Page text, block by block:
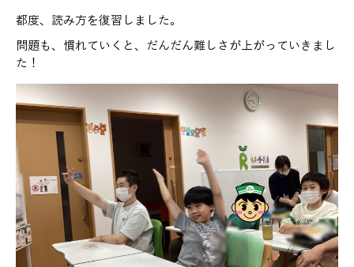
都度、読み方を復習しました。
問題も、慣れていくと、だんだん難しさが上がっていきまし
た！